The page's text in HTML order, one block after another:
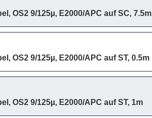
OS2 9/125µ, E2000/APC auf SC, 7.5m
OS2 9/125µ, E2000/APC auf ST, 0.5m
OS2 9/125µ, E2000/APC auf ST, 1m